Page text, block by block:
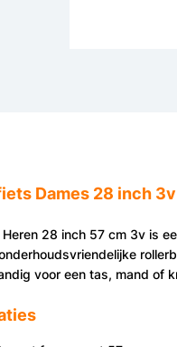
Dames 28 inch 3v
28 inch 57 cm 3v is
voor een tas, mand of